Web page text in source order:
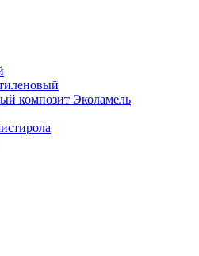
композит Эколамель